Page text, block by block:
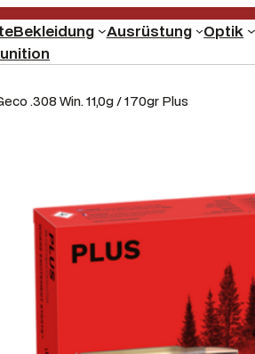
Bekleidung Ausrüstung
Optik
.308 Win. 11,0g / 170gr Plus